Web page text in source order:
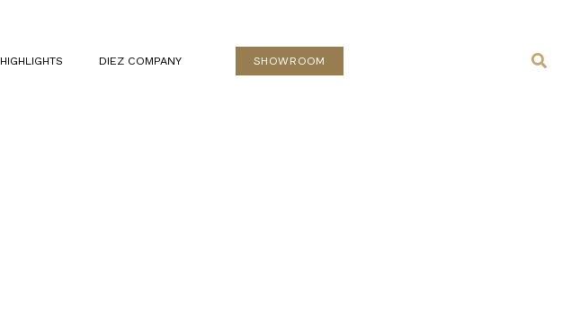
HIGHLIGHTS DIEZ COMPANY SHOWROOM